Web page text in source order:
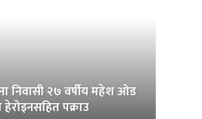
निवासी २७ वर्षीय महेश ओड
पक्राउ